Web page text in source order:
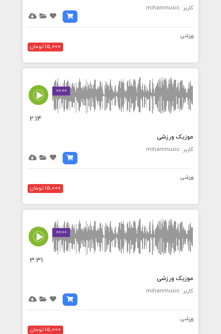
کاربر: mihanmusic
ورزشی
15,000 تومان
00:00
2:14
موزیک ورزشی
کاربر: mihanmusic
ورزشی
15,000 تومان
00:00
3:31
موزیک ورزشی
کاربر: mihanmusic
ورزشی
15,000 تومان